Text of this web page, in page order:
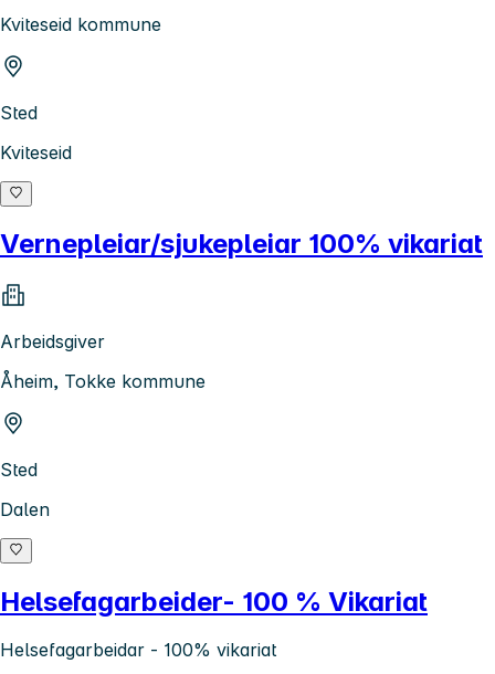
Kviteseid kommune
Sted
Kviteseid
Vernepleiar/sjukepleiar 100% vikariat
Arbeidsgiver
Åheim, Tokke kommune
Sted
Dalen
Helsefagarbeider- 100 % Vikariat
Helsefagarbeidar - 100% vikariat